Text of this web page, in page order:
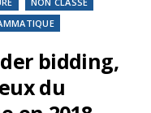
bidding,
du